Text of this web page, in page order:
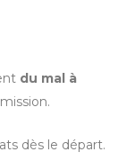
du mal à
dès le départ.